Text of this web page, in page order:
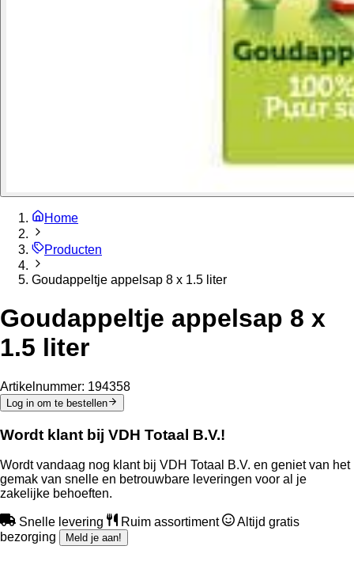
Home
Producten
Goudappeltje appelsap 8 x 1.5 liter
Goudappeltje appelsap 8 x
1.5 liter
Artikelnummer: 194358
Log in om te bestellen
Wordt klant bij VDH Totaal B.V.!
Wordt vandaag nog klant bij VDH Totaal B.V. en geniet van het
gemak van snelle en betrouwbare leveringen voor al je
zakelijke behoeften.
Snelle levering Ruim assortiment
Altijd gratis
bezorging
Meld je aan!